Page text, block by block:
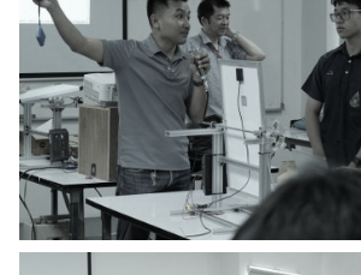
ส่งข่าวประชาสัมพันธ์
ส่งข่าวประชาสัมพันธ์
RC Activity